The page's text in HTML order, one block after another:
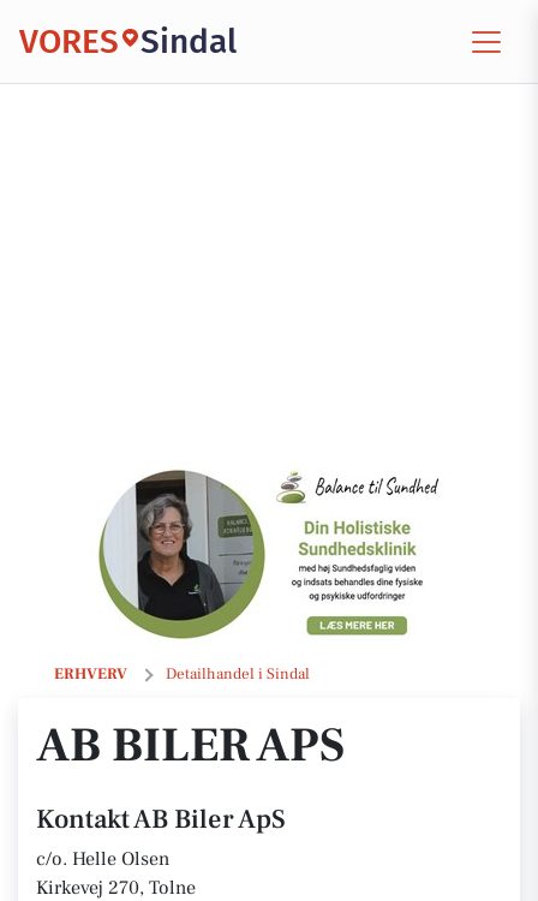
VORES Sindal
ERHVERV Detailhandel i Sindal
AB Biler ApS
AB BILER APS
Kontakt AB Biler ApS
c/o. Helle Olsen
Kirkevej 270, Tolne